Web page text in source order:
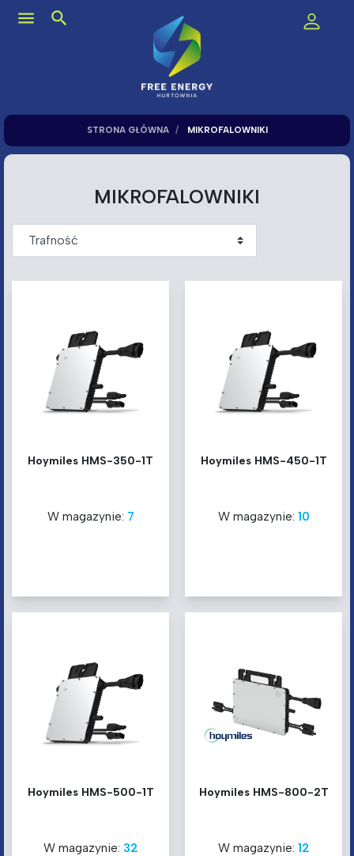
menu search
STRONA GŁÓWNA MIKROFALOWNIKI
MIKROFALOWNIKI
Hoymiles HMS-350-1T
W magazynie: 7
Hoymiles HMS-450-1T
W magazynie: 10
Hoymiles HMS-500-1T
W magazynie: 32
Hoymiles HMS-800-2T
W magazynie: 12